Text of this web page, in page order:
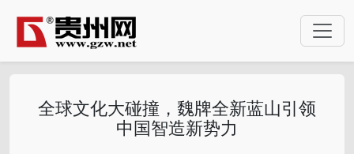
全球文化大碰撞，魏牌全新蓝山引领
中国智造新势力